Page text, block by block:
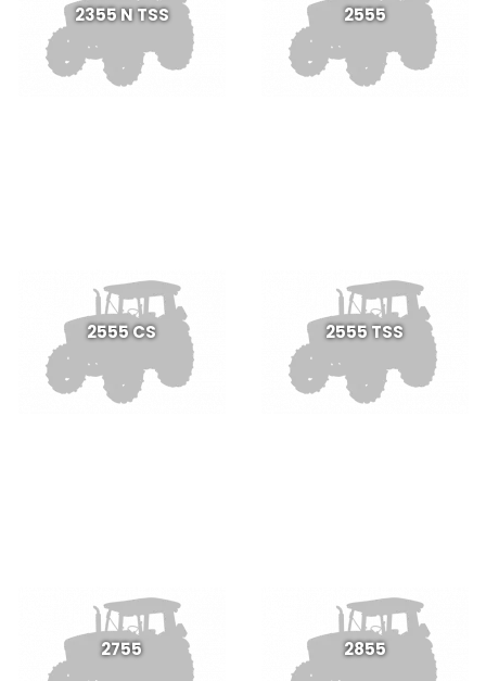
2355 N TSS 2555
2555 CS 2555 TSS
2755 2855